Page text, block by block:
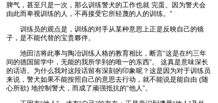
脾气，甚至只是一次，那么训练警犬的工作也就 完蛋。因为警犬会
由此而卑视训练的人，不再接受它所轻蔑的人的训练。”
训练员的观点是，训练的对手从某种意思上正是反映自己的镜
子，是不能代替的宝贵夥伴。
池田洁将此事与陶冶训练人格的教育相比，断言“这是在约三年
间的德国留学中，无能的我所学到的唯一的东西”。 这真是意味深长
的话语。为什么我对这段话留有深刻的印象呢？这是因为对于训练员
来说，警犬如果不能按照自己的意思去行动，就不能说是能自由 (随
心所欲) 地控制警犬，而成了顽强抵抗的“他人”。